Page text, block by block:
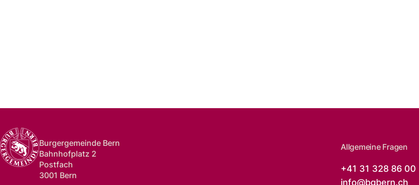
Burgergemeinde Bern
Bahnhofplatz 2
Postfach
3001 Bern
Allgemeine Fragen
+41 31 328 86 00
info@bgbern.ch